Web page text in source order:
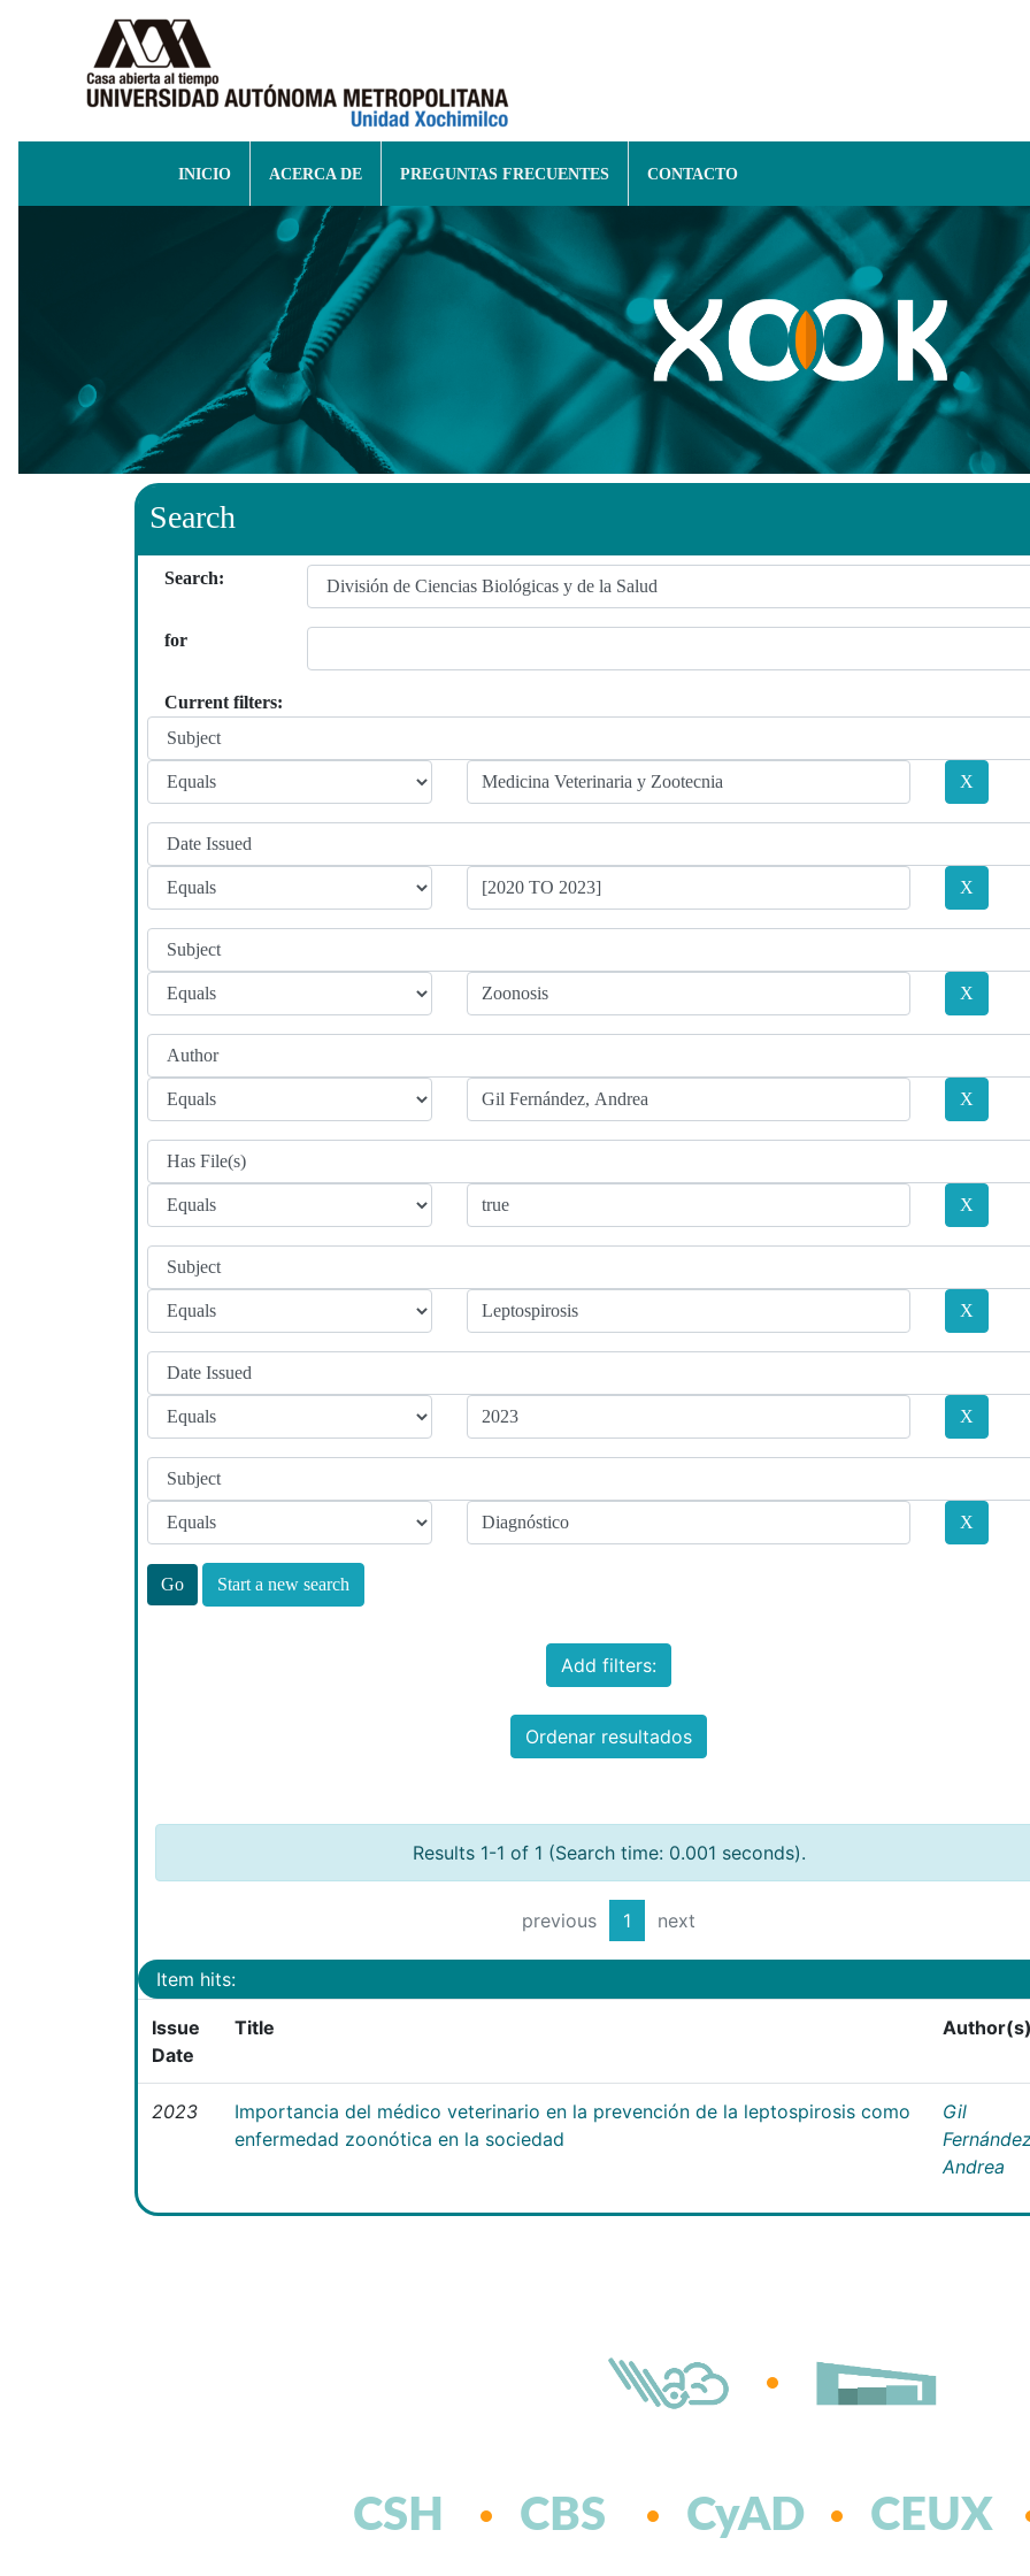
INICIO ACERCA DE PREGUNTAS FRECUENTES CONTACTO
Search
Search:
for
Current filters:
Start a new search
Add filters:
Ordenar resultados
Results 1-1 of 1 (Search time: 0.001 seconds).
previous 1 next
Item hits:
Issue
Date
Title
2023
Importancia del médico veterinario en la prevención de la leptospirosis como
enfermedad zoonótica en la sociedad
Gil
Andrea
CSH CBS CyAD CEUX